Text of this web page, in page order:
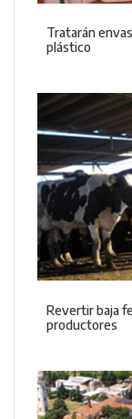
Tratarán
plástico
Revertir baja
productores